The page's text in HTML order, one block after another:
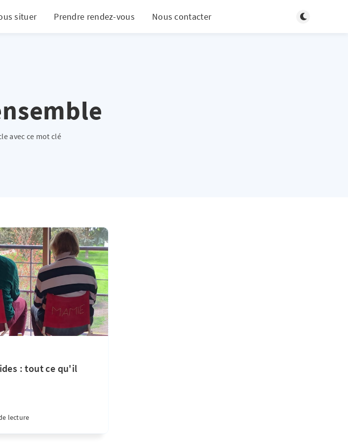
situer Prendre rendez-vous Nous contacter Basculer en
avec ce mot clé
: tout ce qu'il
lecture